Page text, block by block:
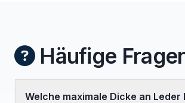
Häufige
Welche maximale Dicke an Leder